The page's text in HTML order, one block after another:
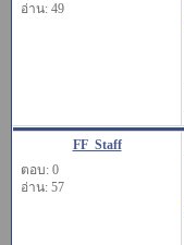
อ่าน: 49
FF_Staff
ตอบ: 0
อ่าน: 57